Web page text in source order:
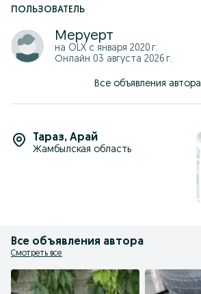
ПОЛЬЗОВАТЕЛЬ
Меруерт
на OLX с января 2020 г.
Онлайн 03 августа 2026 г.
Все объявления автора
Тараз, Арай
Жамбылская область
Все объявления автора
Смотреть все